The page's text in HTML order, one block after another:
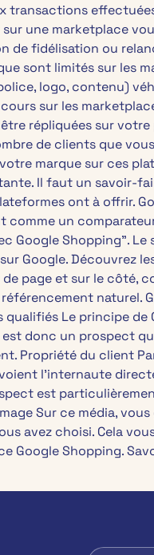
transactions
une marketplace
de fidélisation ou
sont limités sur les
logo, contenu)
sur les
répliquées sur
de clients que
marque sur ces
Il faut un savoir-
ont à offrir.
un
Shopping”. Le
Google. Découvrez
page et sur le côté,
naturel.
Le principe de
donc un prospect
Propriété du client
l’internaute
est
Sur ce média,
avez choisi. Cela
Google Shopping.